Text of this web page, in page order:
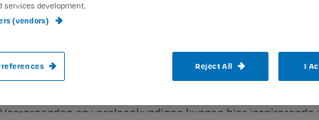
In plaats van een meldpunt
Verzorgenden en verpleegkundigen kunnen hier
services development.
(vendors)
Reject All I